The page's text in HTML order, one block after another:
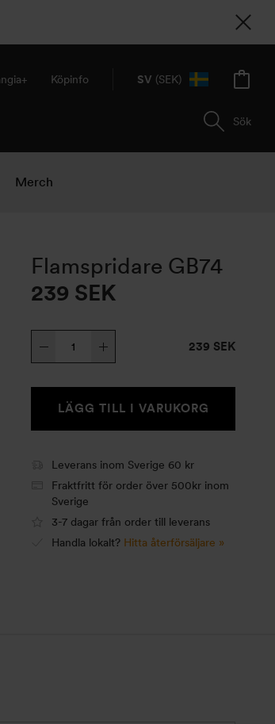
Sök
Köpinfo SV (SEK)
Merch
Flamspridare GB74
239 SEK
Flamspridare
GB74
239 SEK
LÄGG TILL I VARUKORG
Leverans inom Sverige 60 kr
Fraktfritt för order över 500kr inom
Sverige
3-7 dagar från order till leverans
Handla lokalt? Hitta återförsäljare »